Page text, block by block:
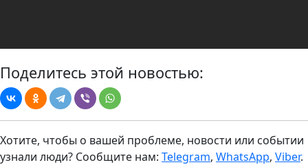
Поделитесь этой новостью:
Хотите, чтобы о вашей проблеме, новости или событии
узнали люди? Сообщите нам: Telegram, WhatsApp, Viber.